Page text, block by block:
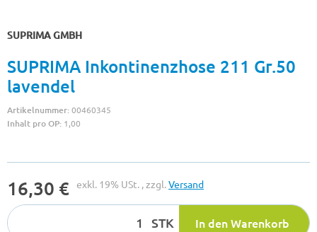
SUPRIMA GMBH
SUPRIMA Inkontinenzhose 211 Gr.50
lavendel
Artikelnummer:00460345
Inhalt pro OP: 1,00
16,30 € exkl. 19% USt. , zzgl.Versand
STK In den Warenkorb